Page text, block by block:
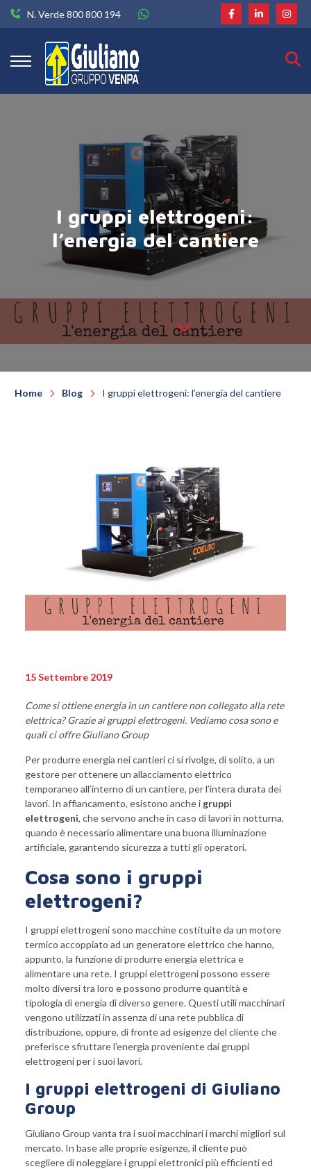
N. Verde 800 800 194
I gruppi elettrogeni:
l’energia del cantiere
Home Blog I gruppi elettrogeni: l’energia del cantiere
15 Settembre 2019
Come si ottiene energia in un cantiere non collegato alla rete
elettrica? Grazie ai gruppi elettrogeni. Vediamo cosa sono e
quali ci offre Giuliano Group
Per produrre energia nei cantieri ci si rivolge, di solito, a un
gestore per ottenere un allacciamento elettrico
temporaneo all’interno di un cantiere, per l’intera durata dei
lavori. In affiancamento, esistono anche igruppi
elettrogeni, che servono anche in caso di lavori in notturna,
quando è necessario alimentare una buona illuminazione
artificiale, garantendo sicurezza a tutti gli operatori.
Cosa sono i gruppi
elettrogeni?
I gruppi elettrogeni sono macchine costituite da un motore
termico accoppiato ad un generatore elettrico che hanno,
appunto, la funzione di produrre energia elettrica e
alimentare una rete. I gruppi elettrogeni possono essere
molto diversi tra loro e possono produrre quantità e
tipologia di energia di diverso genere. Questi utili macchinari
vengono utilizzati in assenza di una rete pubblica di
distribuzione, oppure, di fronte ad esigenze del cliente che
preferisce sfruttare l’energia proveniente dai gruppi
elettrogeni per i suoi lavori.
I gruppi elettrogeni di Giuliano
Group
Giuliano Group vanta tra i suoi macchinari i marchi migliori sul
mercato. In base alle proprie esigenze, il cliente può
scegliere di noleggiare i gruppi elettronici più efficienti ed